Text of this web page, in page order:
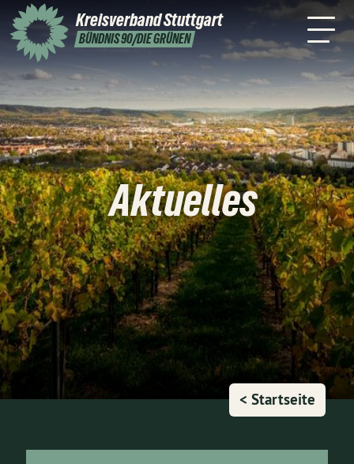
KreisverbandStuttgart
BÜNDNIS 90/DIE GRÜNEN
Leichte
Sprache
Presse Kontakt Stuttgart
Aktuelles
< Startseite